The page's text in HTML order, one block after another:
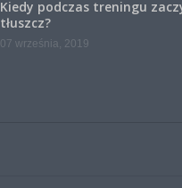
Kiedy podczas treningu
tłuszcz?
07 września, 2019